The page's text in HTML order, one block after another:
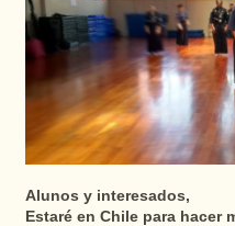
Alunos y interesados,
Estaré en Chile para hacer